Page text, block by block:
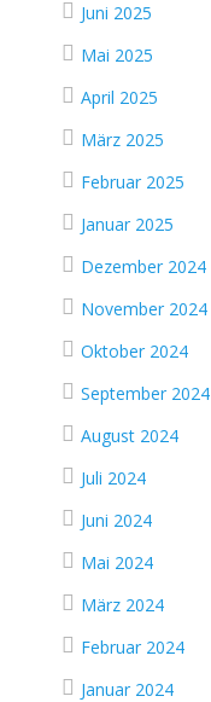
Juni 2025
Mai 2025
April 2025
März 2025
Februar 2025
Januar 2025
Dezember 2024
November 2024
Oktober 2024
September 2024
August 2024
Juli 2024
Juni 2024
Mai 2024
März 2024
Februar 2024
Januar 2024